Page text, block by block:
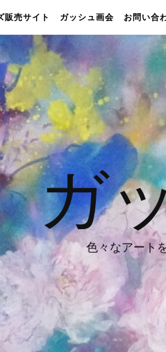
販売サイト ガッシュ画会 お問い合
色々なアート